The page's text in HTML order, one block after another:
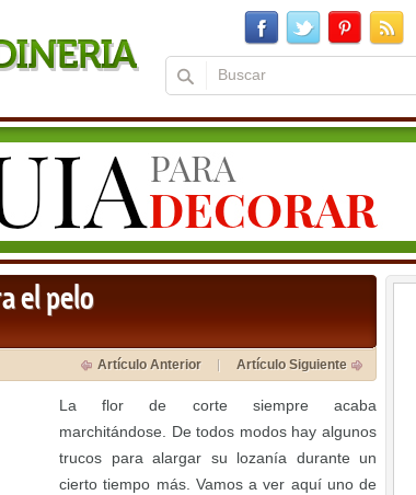
el pelo
Artículo Anterior Artículo Siguiente
La flor de corte siempre acaba
marchitándose. De todos modos hay algunos
trucos para alargar su lozanía durante un
cierto tiempo más. Vamos a ver aquí uno de